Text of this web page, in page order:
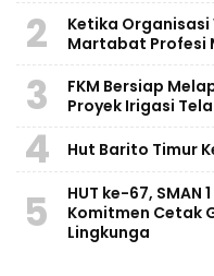
2
Ketika
Martabat Profesi
3
FKM Bersiap
Proyek Irigasi
4 Hut Barito Timur
5
HUT ke-67, SMAN
Komitmen Cetak
Lingkunga